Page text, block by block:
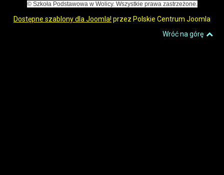
© Szkoła Podstawowa w Wolicy. Wszystkie prawa zastrzeżone.
Dostępne szablony dla Joomla! przez Polskie Centrum Joomla
Wróć na górę